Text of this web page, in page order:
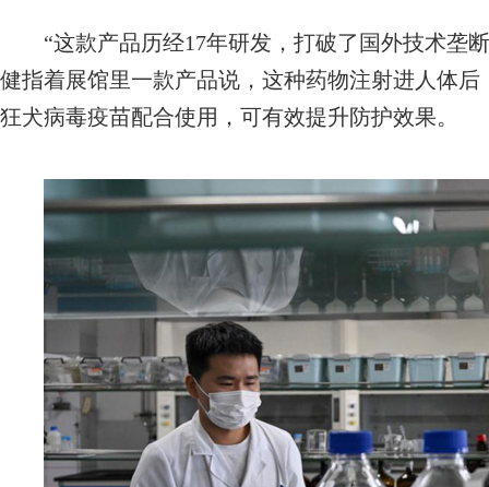
“这款产品历经17年研发，打破了国外技术垄
健指着展馆里一款产品说，这种药物注射进人体
狂犬病毒疫苗配合使用，可有效提升防护效果。